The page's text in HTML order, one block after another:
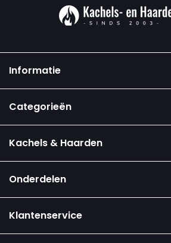
Informatie
Categorieën
Kachels & Haarden
Onderdelen
Klantenservice